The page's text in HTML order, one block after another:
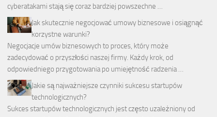
cyberatakami stają się coraz bardziej powszechne …
Jak skutecznie negocjować umowy biznesowe i osiągnąć
korzystne warunki?
Negocjacje umów biznesowych to proces, który może
zadecydować o przyszłości naszej firmy. Każdy krok, od
odpowiedniego przygotowania po umiejętność radzenia …
Jakie są najważniejsze czynniki sukcesu startupów
technologicznych?
Sukces startupów technologicznych jest często uzależniony od